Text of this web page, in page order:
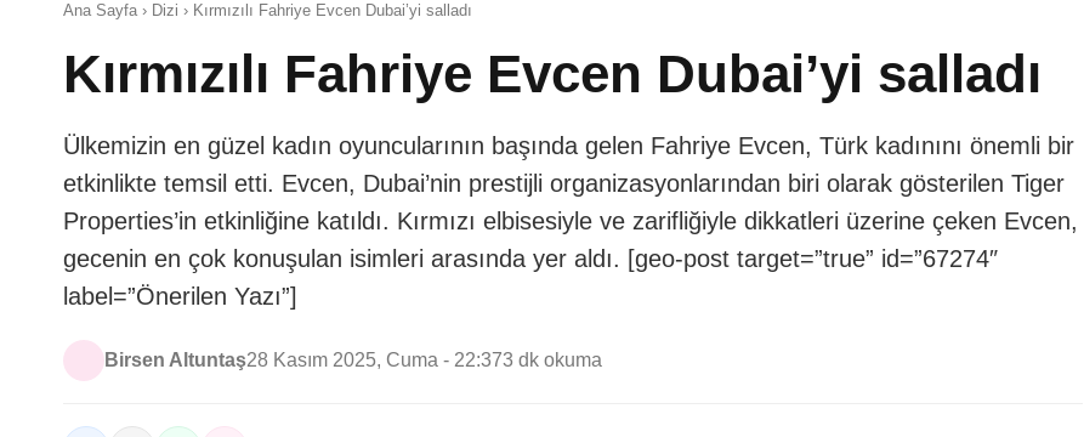
Ana Sayfa › Dizi › Kırmızılı Fahriye Evcen Dubai’yi salladı
Kırmızılı Fahriye Evcen Dubai’yi salladı
Ülkemizin en güzel kadın oyuncularının başında gelen Fahriye Evcen, Türk kadınını önemli bir
etkinlikte temsil etti. Evcen, Dubai’nin prestijli organizasyonlarından biri olarak gösterilen Tiger
Properties’in etkinliğine katıldı. Kırmızı elbisesiyle ve zarifliğiyle dikkatleri üzerine çeken Evcen,
gecenin en çok konuşulan isimleri arasında yer aldı. [geo-post target=”true” id=”67274″
label=”Önerilen Yazı”]
Birsen Altuntaş28 Kasım 2025, Cuma - 22:373 dk okuma